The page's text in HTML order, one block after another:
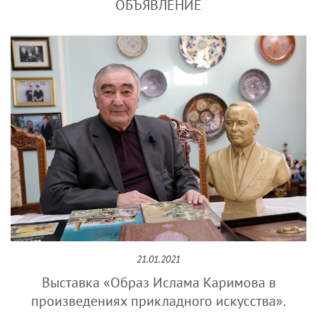
ОБЪЯВЛЕНИЕ
21.01.2021
Выставка «Образ Ислама Каримова в
произведениях прикладного искусства».